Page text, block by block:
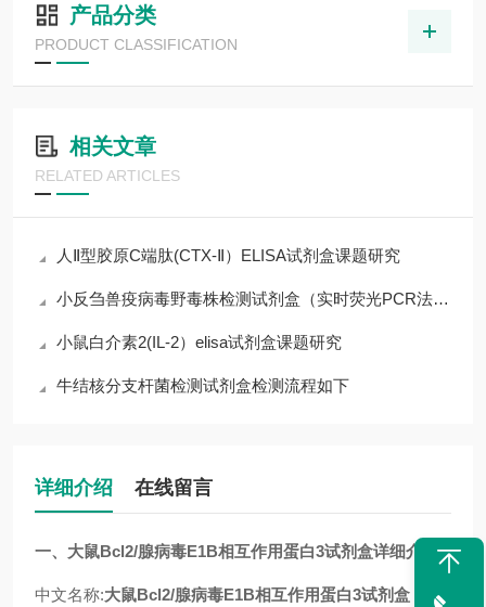
产品分类
PRODUCT CLASSIFICATION
相关文章
RELATED ARTICLES
人Ⅱ型胶原C端肽(CTX-Ⅱ）ELISA试剂盒课题研究
小反刍兽疫病毒野毒株检测试剂盒（实时荧光PCR法）说明书
小鼠白介素2(IL-2）elisa试剂盒课题研究
牛结核分支杆菌检测试剂盒检测流程如下
详细介绍 在线留言
一、 大鼠Bcl2/腺病毒E1B相互作用蛋白3试剂盒详细介绍
中文名称:大鼠Bcl2/腺病毒E1B相互作用蛋白3试剂盒